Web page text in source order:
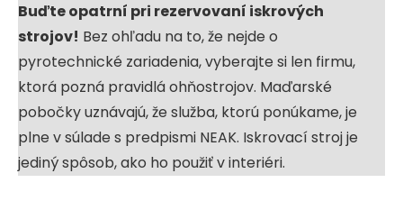
Buďte opatrní pri rezervovaní iskrových
strojov! Bez ohľadu na to, že nejde o
pyrotechnické zariadenia, vyberajte si len firmu,
ktorá pozná pravidlá ohňostrojov. Maďarské
pobočky uznávajú, že služba, ktorú ponúkame, je
plne v súlade s predpismi NEAK. Iskrovací stroj je
jediný spôsob, ako ho použiť v interiéri.